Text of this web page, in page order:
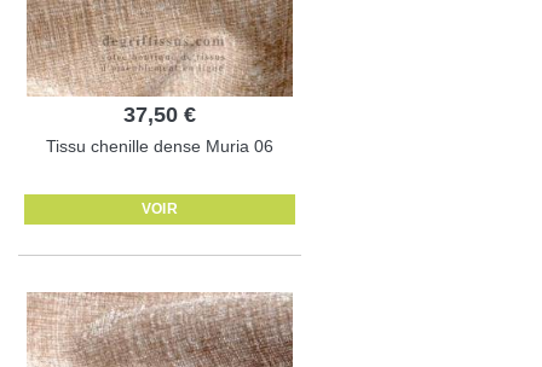
37,50 €
Tissu chenille dense Muria 06
VOIR